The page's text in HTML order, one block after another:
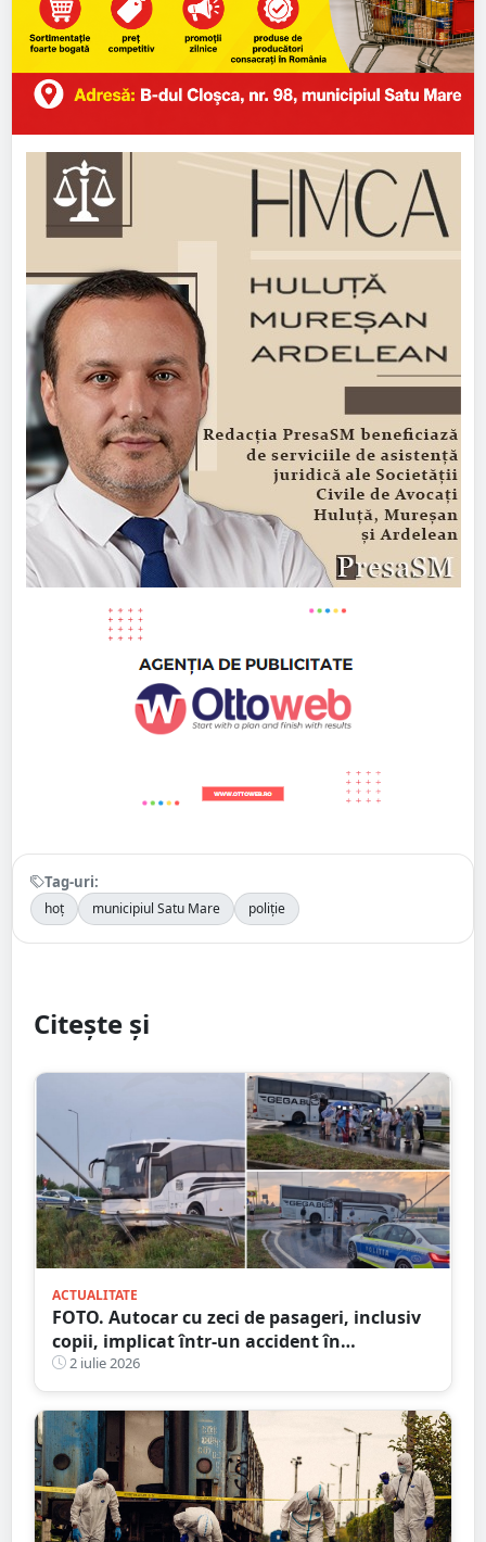
Tag-uri:
hoț municipiul Satu Mare poliție
Citește și
ACTUALITATE
FOTO. Autocar cu zeci de pasageri, inclusiv
copii, implicat într-un accident în
municipiul Satu Mare
2 iulie 2026